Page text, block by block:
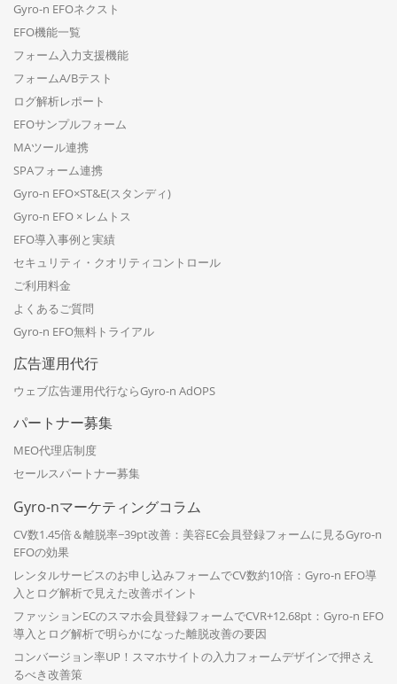
Gyro-n EFOネクスト
EFO機能一覧
フォーム入力支援機能
フォームA/Bテスト
ログ解析レポート
EFOサンプルフォーム
MAツール連携
SPAフォーム連携
Gyro-n EFO×ST&E(スタンディ)
Gyro-n EFO × レムトス
EFO導入事例と実績
セキュリティ・クオリティコントロール
ご利用料金
よくあるご質問
Gyro-n EFO無料トライアル
広告運用代行
ウェブ広告運用代行ならGyro-n AdOPS
パートナー募集
MEO代理店制度
セールスパートナー募集
Gyro-nマーケティングコラム
CV数1.45倍＆離脱率−39pt改善：美容EC会員登録フォームに見るGyro-n
EFOの効果
レンタルサービスのお申し込みフォームでCV数約10倍：Gyro-n EFO導
入とログ解析で見えた改善ポイント
ファッションECのスマホ会員登録フォームでCVR+12.68pt：Gyro-n EFO
導入とログ解析で明らかになった離脱改善の要因
コンバージョン率UP！スマホサイトの入力フォームデザインで押さえ
るべき改善策